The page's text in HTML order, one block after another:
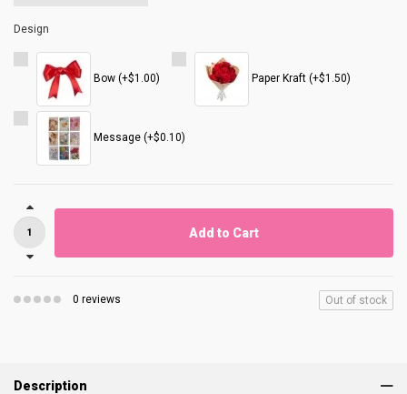
Design
Bow (+$1.00) Paper Kraft (+$1.50)
Message (+$0.10)
Add to Cart
0 reviews Out of stock
Description